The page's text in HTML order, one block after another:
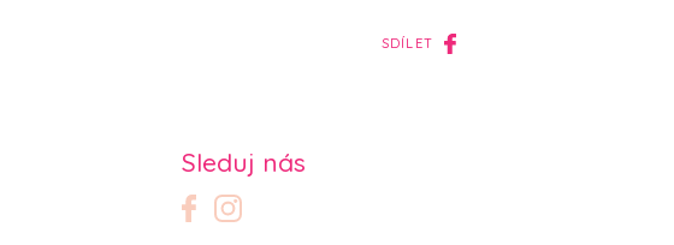
SDÍLET
Sleduj nás